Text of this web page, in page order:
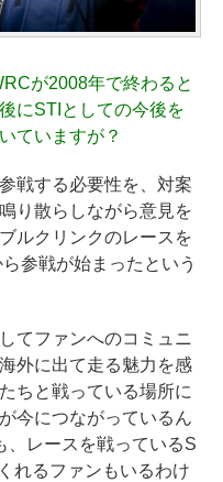
が2008年で終わると
にSTIとしての今後を
ていますが？
戦する必要性を、対案
り散らしながら意見を
ルクリンクのレースを
参戦が始まったという
てファンへのコミュニ
外に出て走る魅力を感
ちと戦っている場所に
今につながっているん
、レースを戦っているS
れるファンもいるわけ